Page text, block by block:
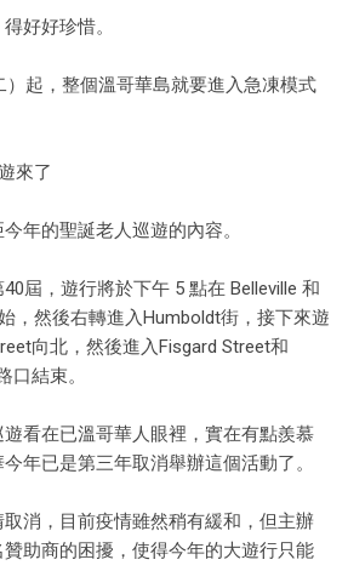
好好珍惜。
）起，整個溫哥華島就要進入急凍模式
來了
年的聖誕老人巡遊的內容。
屆，遊行將於下午 5 點在 Belleville 和
，然後右轉進入Humboldt街，接下來遊
向北，然後進入Fisgard Street和
口結束。
看在已溫哥華人眼裡，實在有點羨慕
年已是第三年取消舉辦這個活動了。
消，目前疫情雖然稍有緩和，但主辦
助商的困擾，使得今年的大遊行只能